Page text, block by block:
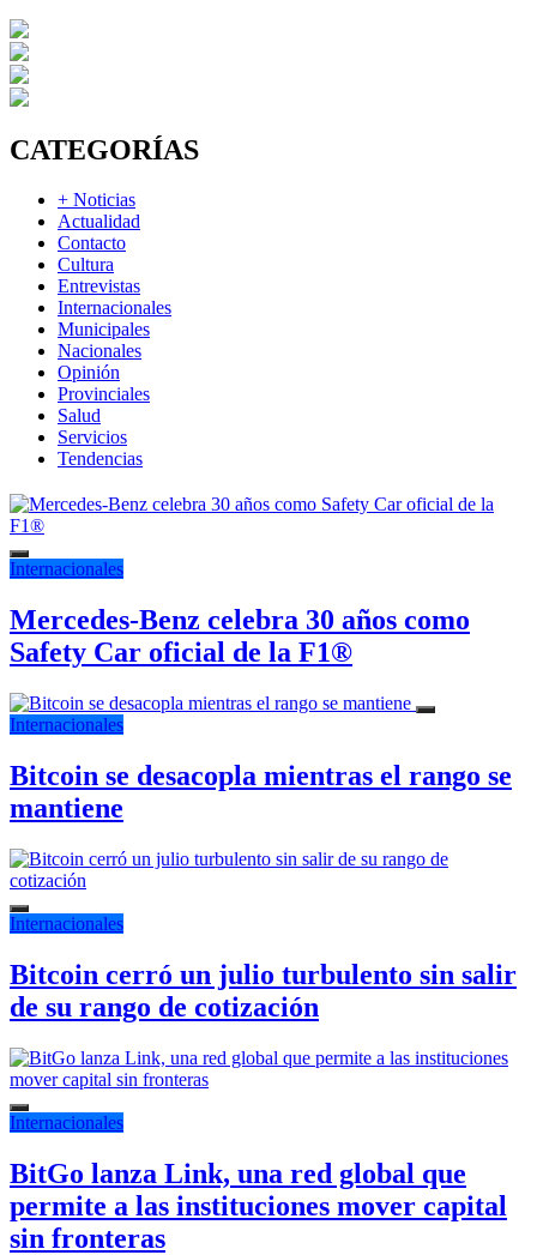
CATEGORÍAS
+ Noticias
Actualidad
Contacto
Cultura
Entrevistas
Internacionales
Municipales
Nacionales
Opinión
Provinciales
Salud
Servicios
Tendencias
Internacionales
Mercedes-Benz celebra 30 años como
Safety Car oficial de la F1®
Internacionales
Bitcoin se desacopla mientras el rango se
mantiene
Internacionales
Bitcoin cerró un julio turbulento sin salir
de su rango de cotización
Internacionales
BitGo lanza Link, una red global que
permite a las instituciones mover capital
sin fronteras